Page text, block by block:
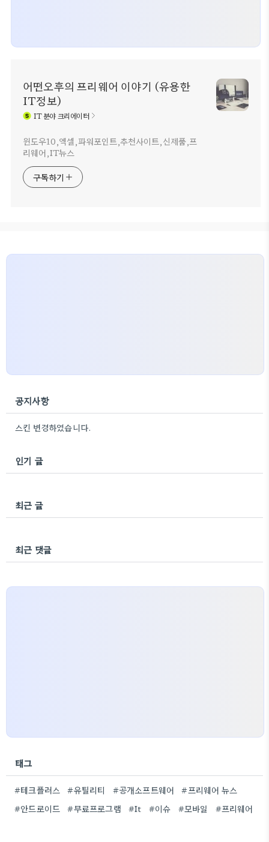
어떤오후의 프리웨어 이야기 (유용한
IT정보)
IT분야 크리에이터
윈도우10,엑셀,파워포인트,추천사이트,신제품,프
리웨어,IT뉴스
구독하기
공지사항
스킨 변경하였습니다.
인기 글
최근 글
최근 댓글
태그
#테크플러스 #유틸리티 #공개소프트웨어
#프리웨어 뉴스
#안드로이드
#무료프로그램 #It #이슈 #모바일 #프리웨어